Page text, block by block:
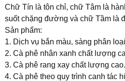
Chữ Tín là tôn chỉ, chữ Tâm là
suốt chặng đường và chữ Tầm là
Sản phẩm:
1. Dịch vụ bắn màu, sàng phân
2. Cà phê nhân xanh chất lượng
3. Cà phê rang xay chất lượng cao.
4. Cà phê theo quy trình canh tác